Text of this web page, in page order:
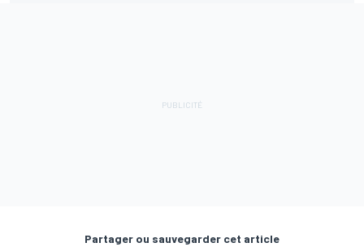
Partager ou sauvegarder cet article